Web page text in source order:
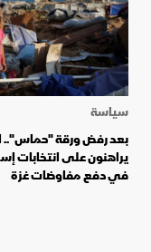
سياسة
بعد رفض ورقة "حماس"..
يراهنون على انتخابات
في دفع مفاوضات غزة